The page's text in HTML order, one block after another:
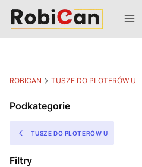
Menu
ROBICAN TUSZE DO PLOTERÓW U
Podkategorie
TUSZE DO PLOTERÓW U
Filtry